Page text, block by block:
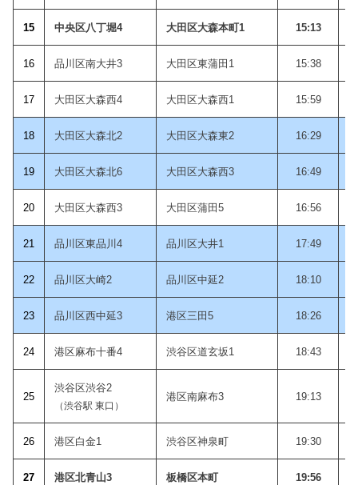
15 中央区八丁堀4 大田区大森本町1 15:13
16 品川区南大井3 大田区東蒲田1 15:38
17 大田区大森西4 大田区大森西1 15:59
18 大田区大森北2 大田区大森東2 16:29
19 大田区大森北6 大田区大森西3 16:49
20 大田区大森西3 大田区蒲田5 16:56
21 品川区東品川4 品川区大井1 17:49
22 品川区大崎2 品川区中延2 18:10
23 品川区西中延3 港区三田5 18:26
24 港区麻布十番4 渋谷区道玄坂1 18:43
25
渋谷区渋谷2
（渋谷駅 東口）
港区南麻布3 19:13
26 港区白金1 渋谷区神泉町 19:30
27 港区北青山3 板橋区本町 19:56